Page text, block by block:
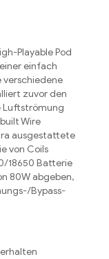
Playable Pod
einfach
verschiedene
zuvor den
Luftströmung
Wire
ausgestattete
von Coils
18650 Batterie
80W abgeben,
Bypass-